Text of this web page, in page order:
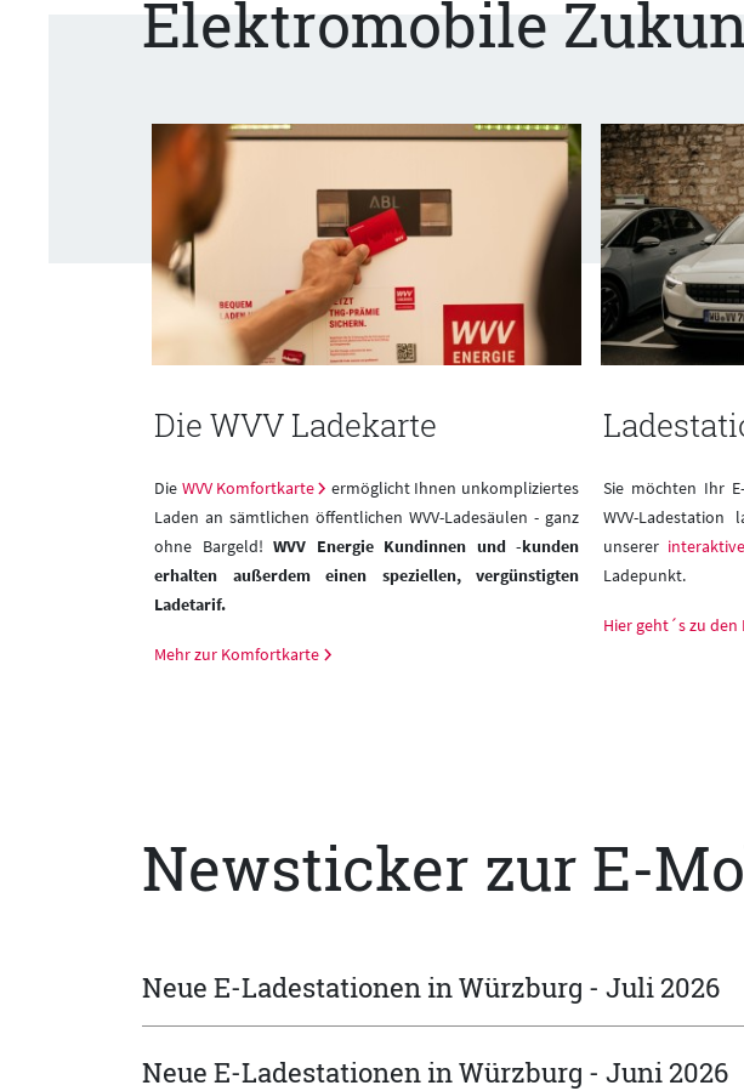
Elektromobile
Die WVV Ladekarte
Die WVV Komfortkarte
ermöglicht Ihnen unkompliziertes
Laden an sämtlichen öffentlichen WVV-Ladesäulen - ganz
ohne Bargeld! WVV Energie Kundinnen und -kunden
erhalten außerdem einen speziellen, vergünstigten
Ladetarif.
Mehr zur Komfortkarte
Sie möchten Ihr
WVV-
unserer
Ladepunkt.
Hier geht´s zu
Newsticker zur E-
Neue E-Ladestationen in Würzburg - Juli 2026
Neue E-Ladestationen in Würzburg - Juni 2026